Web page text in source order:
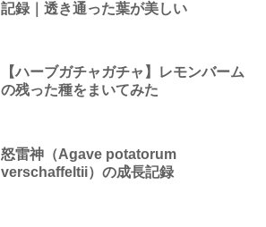
記録｜透き通った葉が美しい
【ハーブガチャガチャ】レモンバーム
の残った種をまいてみた
怒雷神（Agave potatorum
verschaffeltii）の成長記録